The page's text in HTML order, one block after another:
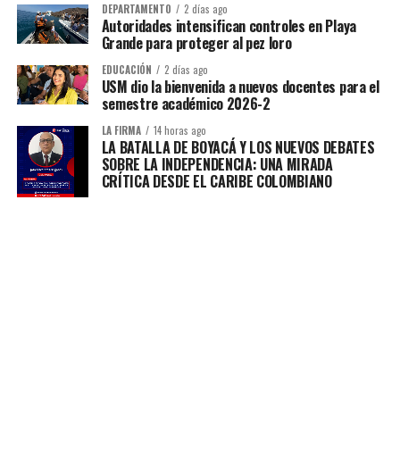
DEPARTAMENTO 2 días ago
Autoridades intensifican controles en Playa
Grande para proteger al pez loro
EDUCACIÓN 2 días ago
USM dio la bienvenida a nuevos docentes para el
semestre académico 2026-2
LA FIRMA 14 horas ago
LA BATALLA DE BOYACÁ Y LOS NUEVOS DEBATES
SOBRE LA INDEPENDENCIA: UNA MIRADA
CRÍTICA DESDE EL CARIBE COLOMBIANO